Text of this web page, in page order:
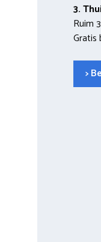
3.
Ruim
Gratis
>